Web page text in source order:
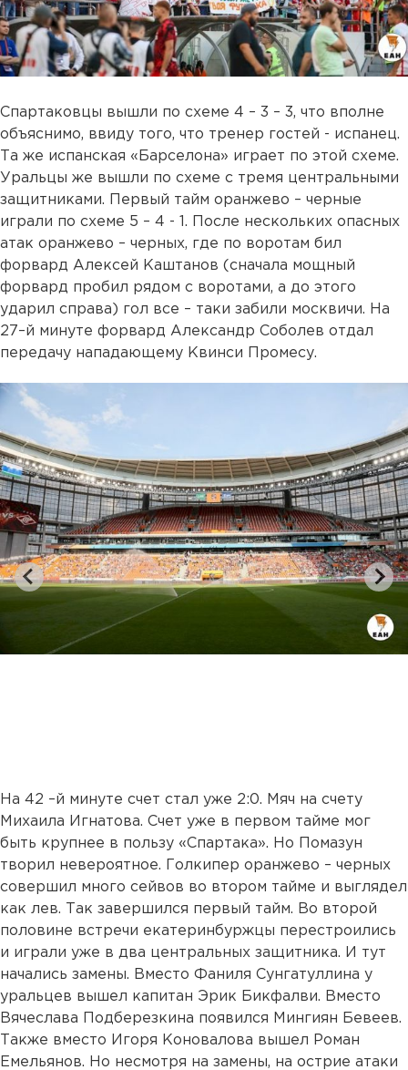
Спартаковцы вышли по схеме 4 – 3 – 3, что вполне
объяснимо, ввиду того, что тренер гостей - испанец.
Та же испанская «Барселона» играет по этой схеме.
Уральцы же вышли по схеме с тремя центральными
защитниками. Первый тайм оранжево – черные
играли по схеме 5 – 4 - 1. После нескольких опасных
атак оранжево – черных, где по воротам бил
форвард Алексей Каштанов (сначала мощный
форвард пробил рядом с воротами, а до этого
ударил справа) гол все – таки забили москвичи. На
27–й минуте форвард Александр Соболев отдал
передачу нападающему Квинси Промесу.
На 42 –й минуте счет стал уже 2:0. Мяч на счету
Михаила Игнатова. Счет уже в первом тайме мог
быть крупнее в пользу «Спартака». Но Помазун
творил невероятное. Голкипер оранжево – черных
совершил много сейвов во втором тайме и выглядел
как лев. Так завершился первый тайм. Во второй
половине встречи екатеринбуржцы перестроились
и играли уже в два центральных защитника. И тут
начались замены. Вместо Фаниля Сунгатуллина у
уральцев вышел капитан Эрик Бикфалви. Вместо
Вячеслава Подберезкина появился Мингиян Бевеев.
Также вместо Игоря Коновалова вышел Роман
Емельянов. Но несмотря на замены, на острие атаки